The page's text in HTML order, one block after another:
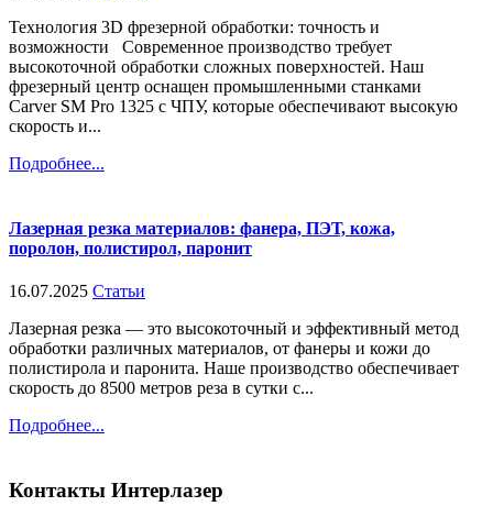
Технология 3D фрезерной обработки: точность и
возможности Современное производство требует
высокоточной обработки сложных поверхностей. Наш
фрезерный центр оснащен промышленными станками
Carver SM Pro 1325 с ЧПУ, которые обеспечивают высокую
скорость и...
Подробнее...
Лазерная резка материалов: фанера, ПЭТ, кожа,
поролон, полистирол, паронит
16.07.2025 Статьи
Лазерная резка — это высокоточный и эффективный метод
обработки различных материалов, от фанеры и кожи до
полистирола и паронита. Наше производство обеспечивает
скорость до 8500 метров реза в сутки с...
Подробнее...
Контакты Интерлазер